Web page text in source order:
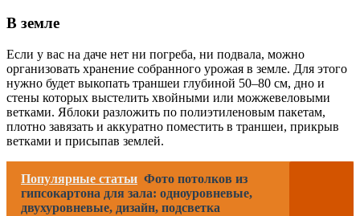
В земле
Если у вас на даче нет ни погреба, ни подвала, можно
организовать хранение собранного урожая в земле. Для этого
нужно будет выкопать траншеи глубиной 50–80 см, дно и
стены которых выстелить хвойными или можжевеловыми
ветками. Яблоки разложить по полиэтиленовым пакетам,
плотно завязать и аккуратно поместить в траншеи, прикрыв
ветками и присыпав землей.
Популярные статьи Фото потолков из
гипсокартона для зала: одноуровневые,
двухуровневые, дизайн, подсветка